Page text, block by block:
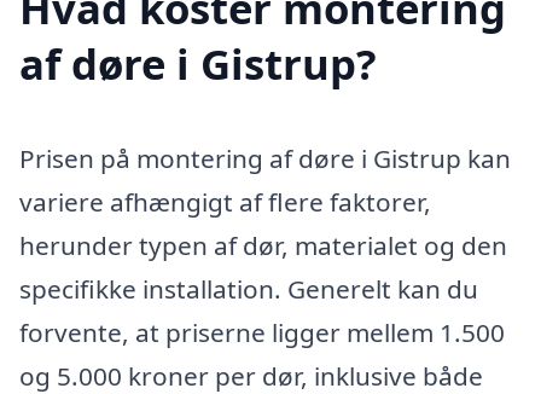
af døre i Gistrup?
Prisen på montering af døre i Gistrup kan
variere afhængigt af flere faktorer,
herunder typen af dør, materialet og den
specifikke installation. Generelt kan du
forvente, at priserne ligger mellem 1.500
og 5.000 kroner per dør, inklusive både